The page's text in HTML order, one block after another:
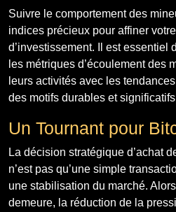
Suivre le comportement des
indices précieux pour affiner
d’investissement. Il est essentiel
les métriques d’écoulement des
leurs activités avec les
des motifs durables et
Un Tournant pour
La décision stratégique d’achat
n’est pas qu’une simple
une stabilisation du marché.
demeure, la réduction de la